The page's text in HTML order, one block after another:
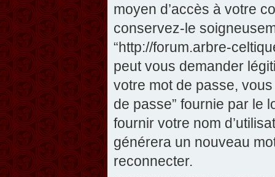
moyen d’accès à votre
conservez-le
“http://forum.arbre-
peut vous demander
votre mot de passe,
de passe” fournie par le
fournir votre nom
générera un nouveau
reconnecter.